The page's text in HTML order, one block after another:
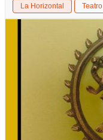
La Horizontal Teatro